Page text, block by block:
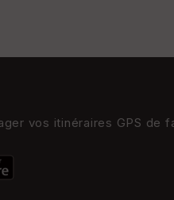
vos itinéraires GPS de